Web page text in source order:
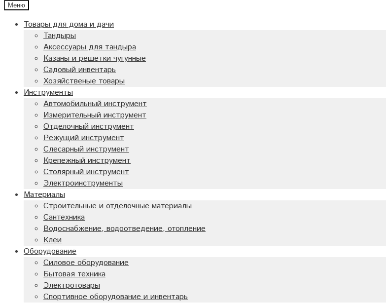
Меню
Товары для дома и дачи
Тандыры
Аксессуары для тандыра
Казаны и решетки чугунные
Садовый инвентарь
Хозяйственые товары
Инструменты
Автомобильный инструмент
Измерительный инструмент
Отделочный инструмент
Режущий инструмент
Слесарный инструмент
Крепежный инструмент
Столярный инструмент
Электроинструменты
Материалы
Строительные и отделочные материалы
Сантехника
Водоснабжение, водоотведение, отопление
Клеи
Оборудование
Силовое оборудование
Бытовая техника
Электротовары
Спортивное оборудование и инвентарь